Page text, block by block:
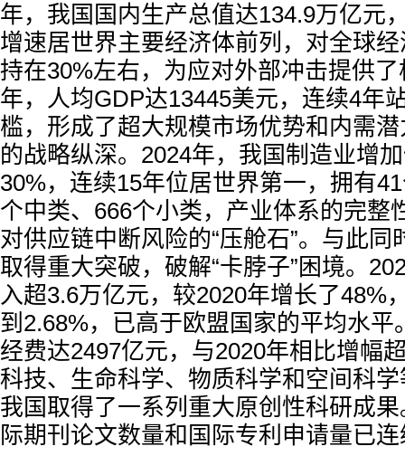
年，我国国内生产总值达134.9万亿元
增速居世界主要经济体前列，对全球
持在30%左右，为应对外部冲击提供
年，人均GDP达13445美元，连续4年
槛，形成了超大规模市场优势和内需
的战略纵深。2024年，我国制造业增
30%，连续15年位居世界第一，拥有
个中类、666个小类，产业体系的完整
对供应链中断风险的“压舱石”。与此同
取得重大突破，破解“卡脖子”困境。
入超3.6万亿元，较2020年增长了48%
到2.68%，已高于欧盟国家的平均水平
经费达2497亿元，与2020年相比增幅
科技、生命科学、物质科学和空间科
我国取得了一系列重大原创性科研成
际期刊论文数量和国际专利申请量已